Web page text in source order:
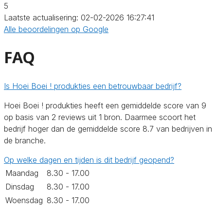
5
Laatste actualisering: 02-02-2026 16:27:41
Alle beoordelingen op Google
FAQ
Is Hoei Boei ! produkties een betrouwbaar bedrijf?
Hoei Boei ! produkties heeft een gemiddelde score van 9
op basis van 2 reviews uit 1 bron. Daarmee scoort het
bedrijf hoger dan de gemiddelde score 8.7 van bedrijven in
de branche.
Op welke dagen en tijden is dit bedrijf geopend?
Maandag
8.30 - 17.00
Dinsdag
8.30 - 17.00
Woensdag 8.30 - 17.00